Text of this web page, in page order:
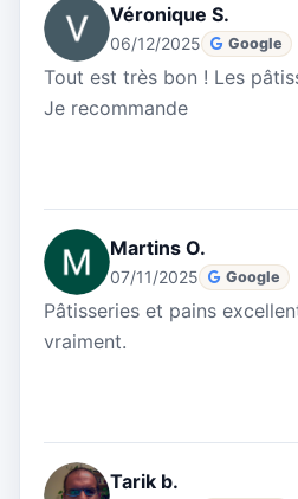
Véronique S.
06/12/2025 Google
Tout est très bon ! Les
Je recommande
Martins O.
07/11/2025 Google
Pâtisseries et pains
vraiment.
Tarik b.